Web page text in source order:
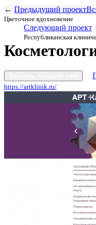
← Предыдущий проект
Цветочное вдохновение
Следующий проект
Республиканская
https://artklinik.ru/